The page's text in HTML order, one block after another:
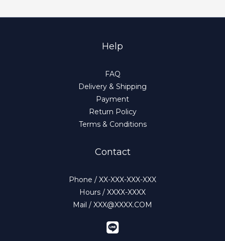
Help
FAQ
Delivery & Shipping
Payment
Return Policy
Terms & Conditions
Contact
Phone / XX-XXX-XXX-XXX
Hours / XXXX-XXXX
Mail / XXX@XXXX.COM